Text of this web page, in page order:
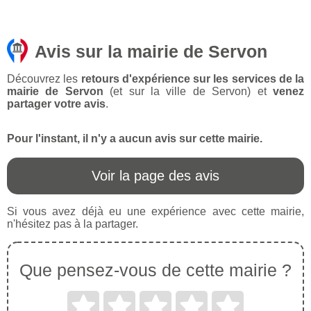
Avis sur la mairie de Servon
Découvrez les retours d'expérience sur les services de la
mairie de Servon (et sur la ville de Servon) etvenez
partager votre avis.
Pour l'instant, il n'y a aucun avis sur cette mairie.
Voir la page des avis
Si vous avez déjà eu une expérience avec cette mairie,
n'hésitez pas à la partager.
Que pensez-vous de cette mairie ?